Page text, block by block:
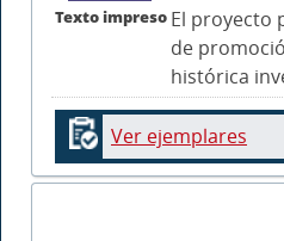
Texto impreso El proyecto
de
histórica
Ver ejemplares